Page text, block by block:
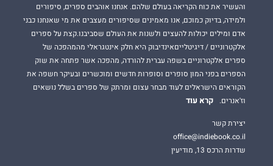
והעשיר את כוח הקריאה בעולם שלהם. אנחנו אוהבים ספרים, סיפורים
ולמידה, בדיוק כמוכם, אנו מאמינים שסיפורים מעצבים את מי שאנחנו כבני
אדם ומילים יכולות להעצים ולשנות את העולם שסביבנו.קצת על ספרים
אלקטרוניים / דיגיטלייםאינדיבוק היא חלק אינטגראלי מהמהפכה של
ספרים אלקטרוניים בשפה עברית להורדה, מהפכה אשר פתחה את שוק
הספרים בפני המון סופרים וסופרות חדשים ומוכשרים ובעיקר חשפה את
הקוראים הישראלים לעוד מבחר עצום ומרתק של ספרים בשלל נושאים
וז'אנרים.
קרא עוד
יצירת קשר
office@indiebook.co.il
שדרות הרכס 13, מודיעין